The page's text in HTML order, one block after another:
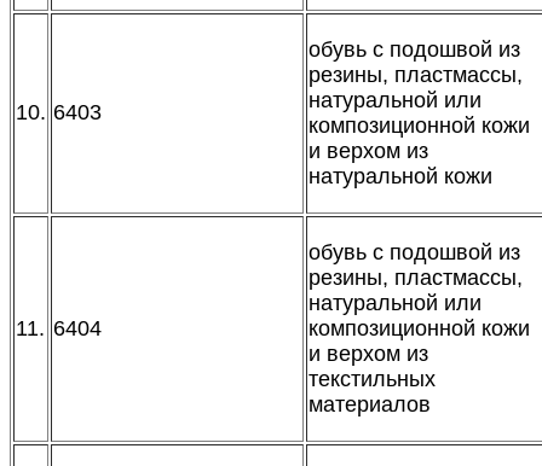
10. 6403
обувь с подошвой из
резины, пластмассы,
натуральной или
композиционной кожи
и верхом из
натуральной кожи
11. 6404
обувь с подошвой из
резины, пластмассы,
натуральной или
композиционной кожи
и верхом из
текстильных
материалов